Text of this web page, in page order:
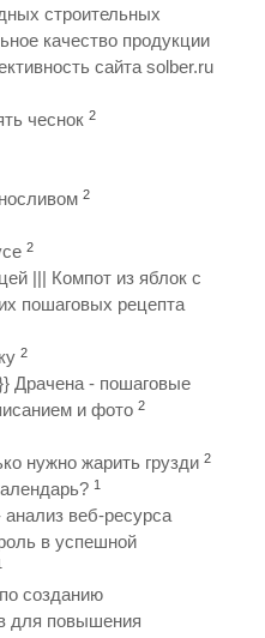
строительных
качество продукции
сайта solber.ru
чеснок 2
2
2
||| Компот из яблок с
пошаговых рецепта
2
Драчена - пошаговые
и фото 2
нужно жарить грузди 2
1
веб-ресурса
в успешной
созданию
для повышения